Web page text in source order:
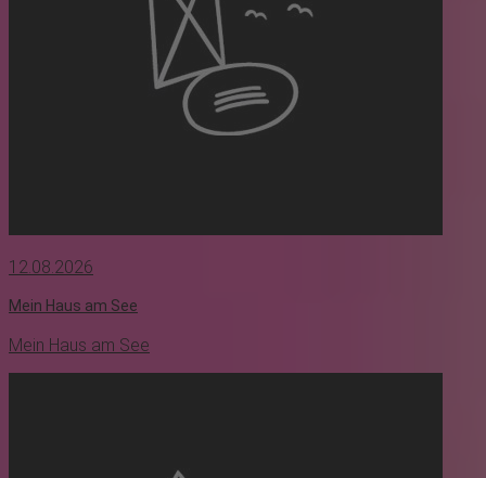
12.08.2026
Mein Haus am See
Mein Haus am See